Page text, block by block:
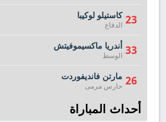
23 كاستيلو لوكيبا
الدفاع
33 أندريا ماكسيموفيتش
الوسط
26 مارتن فانديفوردت
حارس مرمى
أحداث المباراة